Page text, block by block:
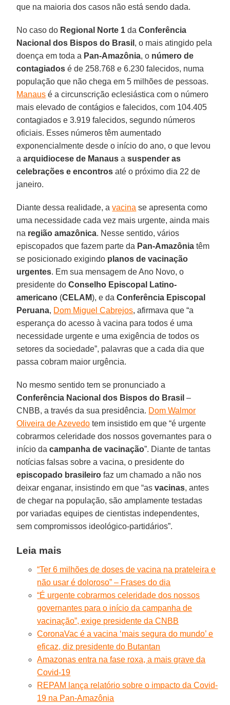
que na maioria dos casos não está sendo dada.
No caso do Regional Norte 1 daConferência
Nacional dos Bispos do Brasil , o mais atingido pela
doença em toda a Pan-Amazônia, o número de
contagiados é de 258.768 e 6.230 falecidos, numa
população que não chega em 5 milhões de pessoas.
Manaus é a circunscrição eclesiástica com o número
mais elevado de contágios e falecidos, com 104.405
contagiados e 3.919 falecidos, segundo números
oficiais. Esses números têm aumentado
exponencialmente desde o início do ano, o que levou
aarquidiocese de Manaus asuspender as
celebrações e encontros até o próximo dia 22 de
janeiro.
Diante dessa realidade, avacina se apresenta como
uma necessidade cada vez mais urgente, ainda mais
na região amazônica. Nesse sentido, vários
episcopados que fazem parte da Pan-Amazônia têm
se posicionado exigindo planos de vacinação
urgentes. Em sua mensagem de Ano Novo, o
presidente doConselho Episcopal Latino-
americano (CELAM), e daConferência Episcopal
Peruana, Dom Miguel Cabrejos, afirmava que “a
esperança do acesso à vacina para todos é uma
necessidade urgente e uma exigência de todos os
setores da sociedade”, palavras que a cada dia que
passa cobram maior urgência.
No mesmo sentido tem se pronunciado a
Conferência Nacional dos Bispos do Brasil –
CNBB, a través da sua presidência. Dom Walmor
Oliveira de Azevedo tem insistido em que “é urgente
cobrarmos celeridade dos nossos governantes para o
início dacampanha de vacinação”. Diante de tantas
notícias falsas sobre a vacina, o presidente do
episcopado brasileiro faz um chamado a não nos
deixar enganar, insistindo em que “asvacinas, antes
de chegar na população, são amplamente testadas
por variadas equipes de cientistas independentes,
sem compromissos ideológico-partidários”.
Leia mais
“Ter 6 milhões de doses de vacina na prateleira e
não usar é doloroso” – Frases do dia
“É urgente cobrarmos celeridade dos nossos
governantes para o início da campanha de
vacinação”, exige presidente da CNBB
CoronaVac é a vacina ‘mais segura do mundo’ e
eficaz, diz presidente do Butantan
Amazonas entra na fase roxa, a mais grave da
Covid-19
REPAM lança relatório sobre o impacto da Covid-
19 na Pan-Amazônia